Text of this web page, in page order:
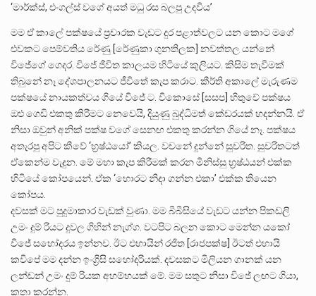
‘මාර්ක්ස්, එංගල්ස් වගේ අයත් මධු රස බලපු උදවිය’
මම ඒ කාලේ පක්ෂයේ ප්‍රචාරක වැඩට දුර පළාත්වලට යන කොට මගේ
එවකට පෙම්වතිය රේණු [රේණුකා ගුනතිලක] නවත්තල යන්නේ
විජේගේ ගෙදර. විජේ ජීවිත කාලයම හිටියේ කුලියට. කිසිම තැවීමක්
තිබුනේ නෑ දේශපාලනයට ජීවිතේ කැප කරාට. කීර්ති අකාලේ මැරුණම
පක්ෂයේ නායකත්වය ගියේ විජේ ට. විකොසේ [සසප] හිතුවේ පක්ෂය
ඔළු ගෙඩි එකතු කිරීමට නෙවෙයි, දියුණු බුද්ධිමත් කේඩරයක් හදන්නයි. ඒ
නිසා ඔවුන් අනික් පක්ෂ වගේ සෙනඟ එකතු කරන්න ගියේ නෑ. පක්ෂය
අතැරපු අපිට කීවේ ‘භ්‍රෂ්ඨයෝ’ කියල. වචනේ දුන්නේ සුචරිත. සුචරිතටත්
ඒකෙන්ම වැදුන. මේ මහා කැප කිරීමක් කරන මිනිස්සු භ්‍රෂ්ඨයන් එක්ක
හිටියේ කෝපයෙන්. ඒක ‘හොරට නිදා ගන්න එකා’ එක්ක තියෙන
කෝපය.
දවසක් මට පුදුමාකාර වැඩක් වුණා. මම බීබීසියේ වැඩට යන්න පිකඩලි
උමං දුම් රියට දුවල ගිහින් නැග්ග. වටපිට බලන කොට මෙන්න යකෝ
විජේ සහෝදරය ඉන්නව. ඊට එහායින් රජිත [රාජපක්ෂ] ඊටත් එහායි
කවිපේ මම දන්න ඉංග්‍රිසි සහෝදරියක්. දවසකට මිලියන ගානක් යන
ලන්ඩන් උමං දුම් රියක අහම්භයක් මේ. මම සතුට නිසා විජේ ලඟට ගියා,
කතා කරන්න.